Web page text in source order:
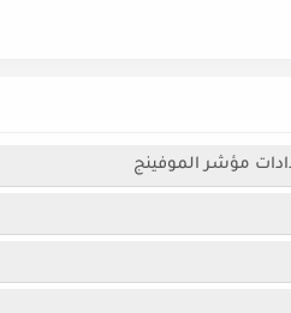
مؤشر الموفينج